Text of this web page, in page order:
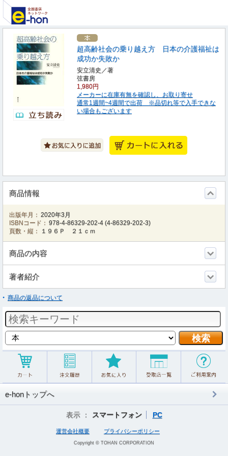
超高齢社会の乗り越え方 日本の介護福祉は
成功か失敗か
安立清史／著
弦書房
1,980円
メーカーに在庫有無を確認し、お取り寄せ
通常1週間~4週間で出荷 ※品切れ等で入手できな
い場合もございます
商品情報
出版年月： 2020年3月
ISBNコード： 978-4-86329-202-4 (4-86329-202-3)
頁数・縦：
１９６Ｐ ２１ｃｍ
商品の内容
著者紹介
商品の返品について
e-honトップへ
表示 ： スマートフォン PC
運営会社概要 プライバシーポリシー
Copyright © TOHAN CORPORATION